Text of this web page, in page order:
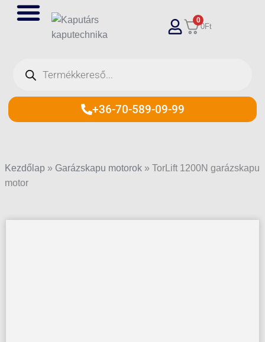
Skip
0
0Ft
+36-70-589-09-99
Kezdőlap » Garázskapu motorok » TorLift 1200N garázskapu
motor